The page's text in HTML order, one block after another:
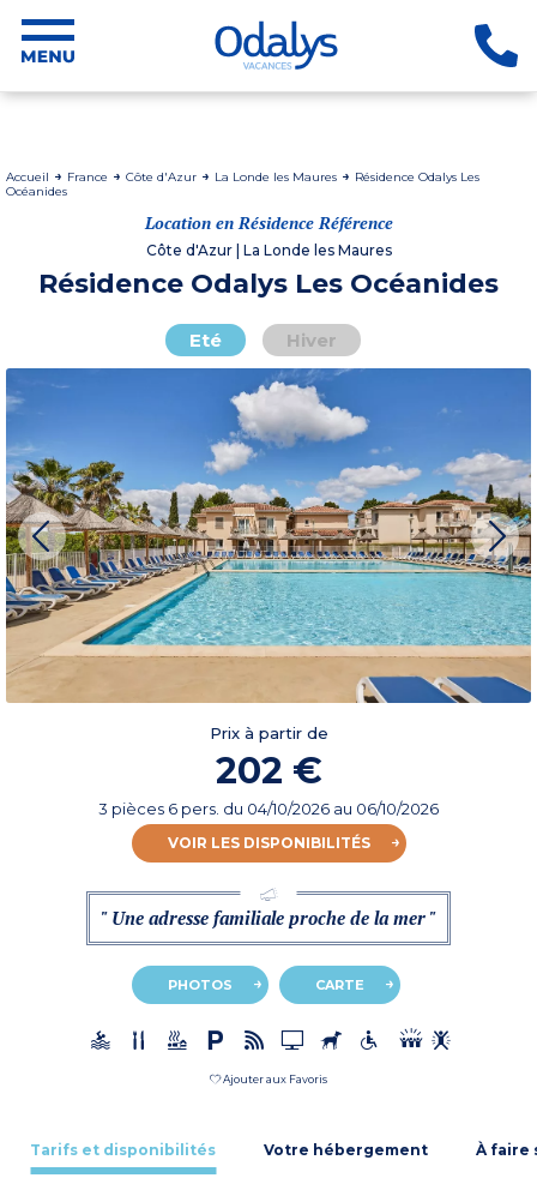
Accueil France Côte d'Azur La Londe les Maures
Résidence Odalys Les
Océanides
Location en Résidence Référence
Côte d'Azur | La Londe les Maures
Résidence Odalys Les Océanides
Eté Hiver
Prix à partir de
202 €
3 pièces 6 pers. du 04/10/2026 au 06/10/2026
VOIR LES DISPONIBILITÉS
" Une adresse familiale proche de la mer "
PHOTOS CARTE
Ajouter aux Favoris
Tarifs et disponibilités Votre hébergement À faire